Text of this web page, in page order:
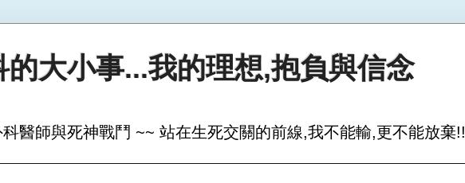
大小事...我的理想,抱負與信念
醫師與死神戰鬥 ~~ 站在生死交關的前線,我不能輸,更不能放棄!!